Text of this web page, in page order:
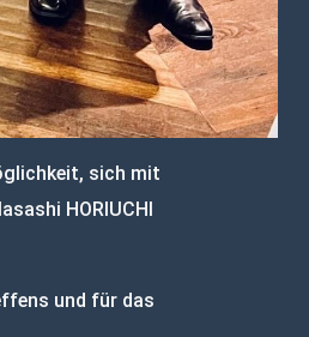
sich mit
HORIUCHI
und für das